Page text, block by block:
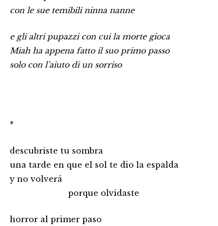
con le sue temibili ninna nanne
e gli altri pupazzi con cui la morte gioca
Miah ha appena fatto il suo primo passo
solo con l’aiuto di un sorriso
*
descubriste tu sombra
una tarde en que el sol te dio la espalda
y no volverá
porque olvidaste
horror al primer paso